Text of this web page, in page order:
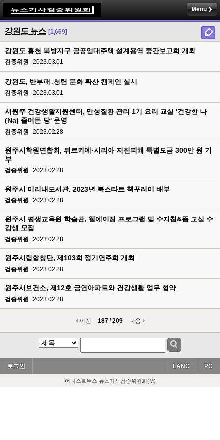
Menu
강원도 뉴스 [1,669]
강원도 홍천 북방지구 공공임대주택 설계용역 중간보고회 개최
검증위원 2023.03.01
강원도, 반부패․청렴 문화 확산 캠페인 실시
검증위원 2023.03.01
서원주 건강생활지원센터, 만성질환 관리 1기 요리 교실 '건강한 나
(Na) 줄어든 당' 운영
검증위원 2023.02.28
원주시학원연합회, 튀르키예·시리아 지진피해 특별모금 300만 원 기
부
검증위원 2023.02.28
원주시 미리내도서관, 2023년 북스타트 책꾸러미 배부
검증위원 2023.02.28
원주시 평생교육원 학습관, 웰에이징 프로그램 및 수지침&뜸 교실 수
강생 모집
검증위원 2023.02.28
원주시립합창단, 제103회 정기연주회 개최
검증위원 2023.02.28
원주시보건소, 제12호 금연아파트와 건강생활 업무 협약
검증위원 2023.02.28
이전 187 / 209 다음
로그인 PC
LANG
어니스트뉴스 뉴스기사검증위원회(M)